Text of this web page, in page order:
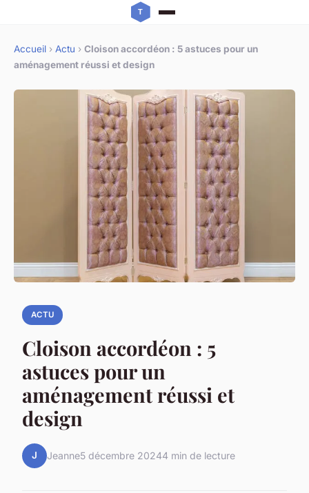
Accueil › Actu › Cloison accordéon : 5 astuces pour un
aménagement réussi et design
ACTU
Cloison accordéon : 5
astuces pour un
aménagement réussi et
design
J Jeanne5 décembre 20244 min de lecture